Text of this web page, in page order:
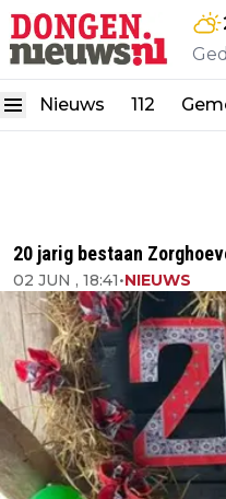
Nieuws 112
20 jarig bestaan
02 JUN , 18:41•NIEUWS